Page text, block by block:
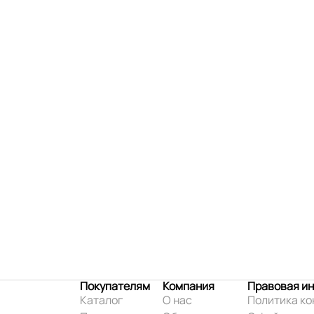
Покупателям
Каталог
Компания
О нас
Правовая
Политика